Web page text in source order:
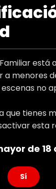
está
a menores
no
que tienes
esta
de 18
Sí